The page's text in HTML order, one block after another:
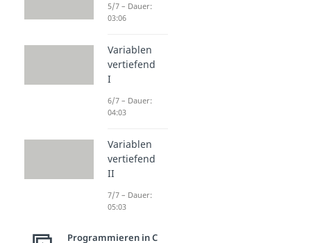
5/7 – Dauer:
03:06
Variablen
vertiefend
I
6/7 – Dauer:
04:03
Variablen
vertiefend
II
7/7 – Dauer:
05:03
Programmieren in C